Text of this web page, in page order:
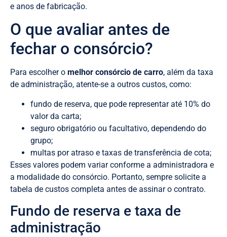
e anos de fabricação.
O que avaliar antes de
fechar o consórcio?
Para escolher o melhor consórcio de carro, além da taxa
de administração, atente-se a outros custos, como:
fundo de reserva, que pode representar até 10% do
valor da carta;
seguro obrigatório ou facultativo, dependendo do
grupo;
multas por atraso e taxas de transferência de cota;
Esses valores podem variar conforme a administradora e
a modalidade do consórcio. Portanto, sempre solicite a
tabela de custos completa antes de assinar o contrato.
Fundo de reserva e taxa de
administração